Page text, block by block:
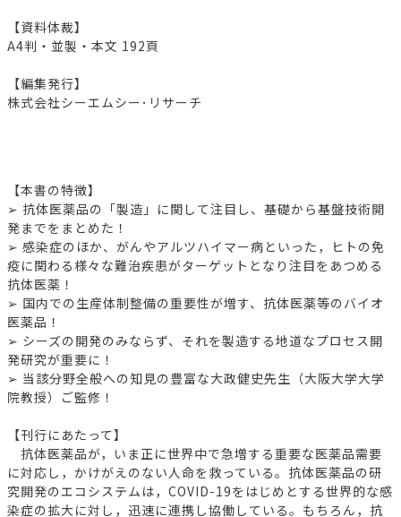
【資料体裁】
A4判・並製・本文 192頁
【編集発行】
株式会社シーエムシー･リサーチ
【本書の特徴】
➢ 抗体医薬品の「製造」に関して注目し、基礎から基盤技術開
発までをまとめた！
➢ 感染症のほか、がんやアルツハイマー病といった，ヒトの免
疫に関わる様々な難治疾患がターゲットとなり注目をあつめる
抗体医薬！
➢ 国内での生産体制整備の重要性が増す、抗体医薬等のバイオ
医薬品！
➢ シーズの開発のみならず、それを製造する地道なプロセス開
発研究が重要に！
➢ 当該分野全般への知見の豊富な大政健史先生（大阪大学大学
院教授）ご監修！
【刊行にあたって】
抗体医薬品が，いま正に世界中で急増する重要な医薬品需要
に対応し，かけがえのない人命を救っている。抗体医薬品の研
究開発のエコシステムは，COVID-19をはじめとする世界的な感
染症の拡大に対し，迅速に連携し協働している。もちろん，抗